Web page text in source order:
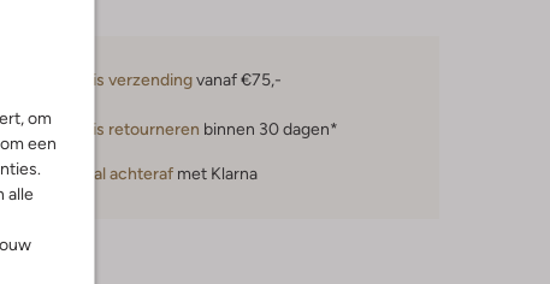
om
een
alle
Gratis verzendingvanaf €75,-
Gratis retourneren binnen 30 dagen*
Betaal achteraf met Klarna